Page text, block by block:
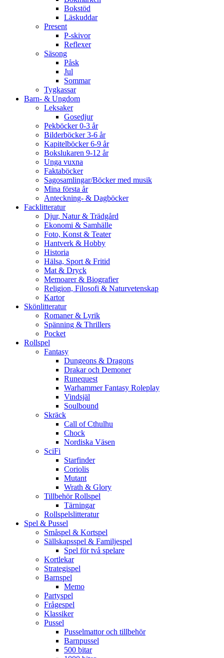
Bokstöd
Läskuddar
Present
P-skivor
Reflexer
Säsong
Påsk
Jul
Sommar
Tygkassar
Barn- & Ungdom
Leksaker
Gosedjur
Pekböcker 0-3 år
Bilderböcker 3-6 år
Kapitelböcker 6-9 år
Bokslukaren 9-12 år
Unga vuxna
Faktaböcker
Sagosamlingar/Böcker med musik
Mina första år
Anteckning- & Dagböcker
Facklitteratur
Djur, Natur & Trädgård
Ekonomi & Samhälle
Foto, Konst & Teater
Hantverk & Hobby
Historia
Hälsa, Sport & Fritid
Mat & Dryck
Memoarer & Biografier
Religion, Filosofi & Naturvetenskap
Kartor
Skönlitteratur
Romaner & Lyrik
Spänning & Thrillers
Pocket
Rollspel
Fantasy
Dungeons & Dragons
Drakar och Demoner
Runequest
Warhammer Fantasy Roleplay
Vindsjäl
Soulbound
Skräck
Call of Cthulhu
Chock
Nordiska Väsen
SciFi
Starfinder
Coriolis
Mutant
Wrath & Glory
Tillbehör Rollspel
Tärningar
Rollspelslitteratur
Spel & Pussel
Småspel & Kortspel
Sällskapsspel & Familjespel
Spel för två spelare
Kortlekar
Strategispel
Barnspel
Memo
Partyspel
Frågespel
Klassiker
Pussel
Pusselmattor och tillbehör
Barnpussel
500 bitar